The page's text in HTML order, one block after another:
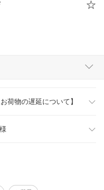
荷物の遅延について】